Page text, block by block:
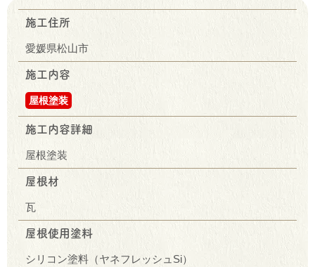
施工住所
愛媛県松山市
施工内容
屋根塗装
施工内容詳細
屋根塗装
屋根材
瓦
屋根使用塗料
シリコン塗料（ヤネフレッシュSi）